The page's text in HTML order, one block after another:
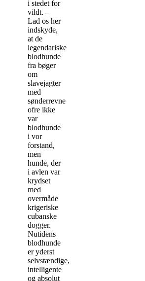
i stedet for
vildt. –
Lad os her
indskyde,
at de
legendariske
blodhunde
fra bøger
om
slavejagter
med
sønderrevne
ofre ikke
var
blodhunde
i vor
forstand,
men
hunde, der
i avlen var
krydset
med
overmåde
krigeriske
cubanske
dogger.
Nutidens
blodhunde
er yderst
selvstændige,
intelligente
og absolut